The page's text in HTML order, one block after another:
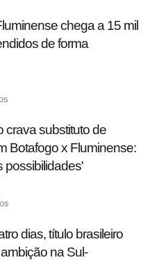
chega a 15 mil
de forma
crava substituto de
Botafogo x Fluminense:
possibilidades'
dias, título brasileiro
na Sul-